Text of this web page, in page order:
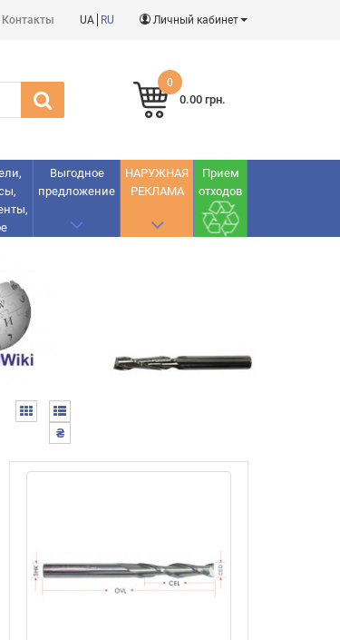
Контакты UA RU Личный кабинет
0
0.00 грн.
Выгодное
предложение
НАРУЖНАЯ
РЕКЛАМА
Прием
отходов
₴